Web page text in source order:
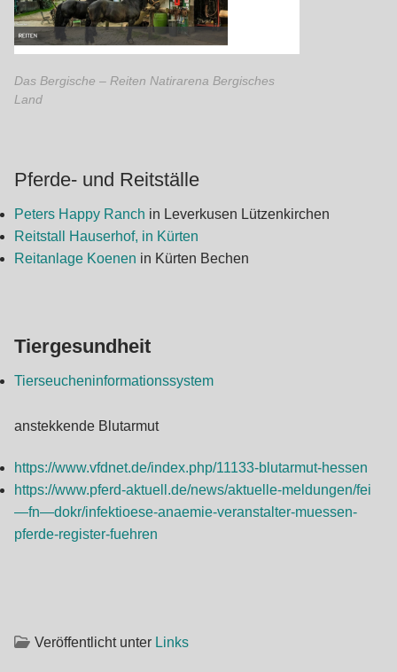
Das Bergische – Reiten Natirarena Bergisches
Land
Pferde- und Reitställe
Peters Happy Ranch in Leverkusen Lützenkirchen
Reitstall Hauserhof, in Kürten
Reitanlage Koenen in Kürten Bechen
Tiergesundheit
Tierseucheninformationssystem
anstekkende Blutarmut
https://www.vfdnet.de/index.php/11133-blutarmut-hessen
https://www.pferd-aktuell.de/news/aktuelle-meldungen/fei
—fn—dokr/infektioese-anaemie-veranstalter-muessen-
pferde-register-fuehren
Veröffentlicht unter Links